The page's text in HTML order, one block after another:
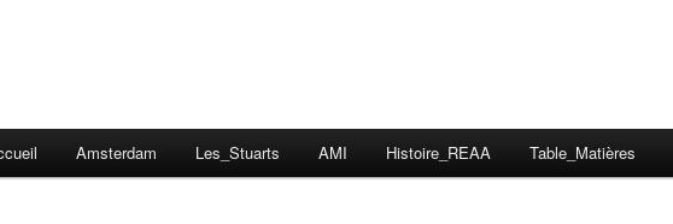
Amsterdam Les_Stuarts AMI Histoire_REAA Table_Matières